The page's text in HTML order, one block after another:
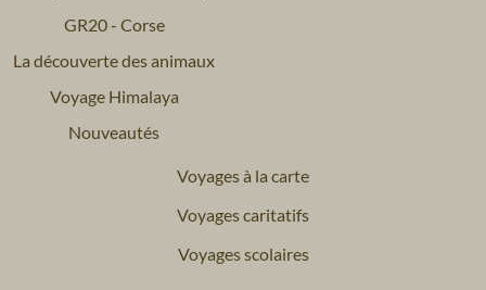
GR20 - Corse
La découverte des animaux
Voyage Himalaya
Nouveautés
Voyages à la carte
Voyages caritatifs
Voyages scolaires